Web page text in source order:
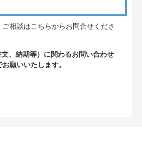
相談はこちらからお問合せくださ
、納期等）に関わるお問い合わせ
お願いいたします。